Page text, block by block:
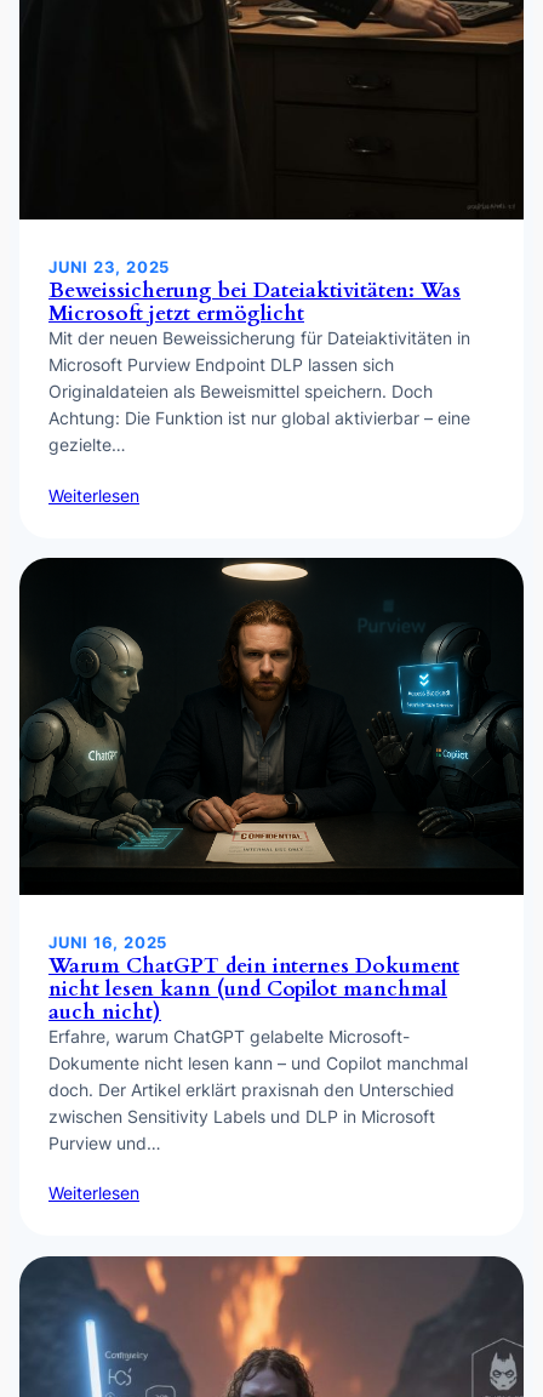
JUNI 23, 2025
Beweissicherung bei Dateiaktivitäten: Was
Microsoft jetzt ermöglicht
Mit der neuen Beweissicherung für Dateiaktivitäten in
Microsoft Purview Endpoint DLP lassen sich
Originaldateien als Beweismittel speichern. Doch
Achtung: Die Funktion ist nur global aktivierbar – eine
gezielte…
Weiterlesen
JUNI 16, 2025
Warum ChatGPT dein internes Dokument
nicht lesen kann (und Copilot manchmal
auch nicht)
Erfahre, warum ChatGPT gelabelte Microsoft-
Dokumente nicht lesen kann – und Copilot manchmal
doch. Der Artikel erklärt praxisnah den Unterschied
zwischen Sensitivity Labels und DLP in Microsoft
Purview und…
Weiterlesen